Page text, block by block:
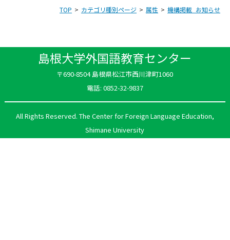
TOP カテゴリ種別ページ 属性 機構掲載_お知らせ
島根大学外国語教育センター
〒690-8504 島根県松江市西川津町1060
電話: 0852-32-9837
All Rights Reserved. The Center for Foreign Language Education,
Shimane University